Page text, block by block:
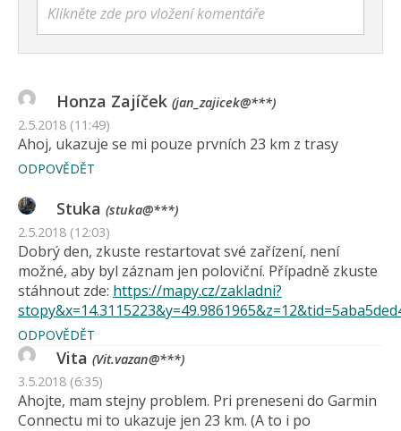
Klikněte zde pro vložení komentáře
Honza Zajíček (jan_zajicek@***)
2.5.2018 (11:49)
Ahoj, ukazuje se mi pouze prvních 23 km z trasy
ODPOVĚDĚT
Stuka (stuka@***)
2.5.2018 (12:03)
Dobrý den, zkuste restartovat své zařízení, není
možné, aby byl záznam jen poloviční. Případně zkuste
stáhnout zde: https://mapy.cz/zakladni?
ODPOVĚDĚT
Vita (Vit.vazan@***)
3.5.2018 (6:35)
Ahojte, mam stejny problem. Pri preneseni do Garmin
Connectu mi to ukazuje jen 23 km. (A to i po